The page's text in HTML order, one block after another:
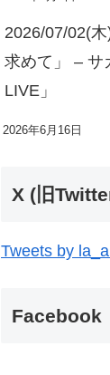
2026/07/02(
求めて」 – サ
LIVE」
2026年6月16日
X (旧
Tweets by
Facebook